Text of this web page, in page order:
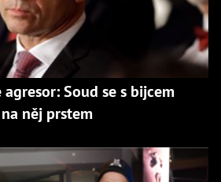
Soud se s bijcem
něj prstem